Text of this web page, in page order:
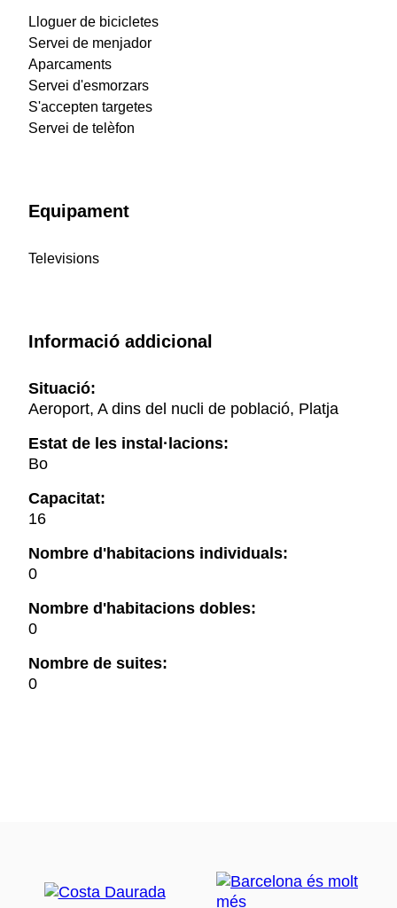
Lloguer de bicicletes
Servei de menjador
Aparcaments
Servei d'esmorzars
S'accepten targetes
Servei de telèfon
Equipament
Televisions
Informació addicional
Situació:
Aeroport, A dins del nucli de població, Platja
Estat de les instal·lacions:
Bo
Capacitat:
16
Nombre d'habitacions individuals:
0
Nombre d'habitacions dobles:
0
Nombre de suites:
0